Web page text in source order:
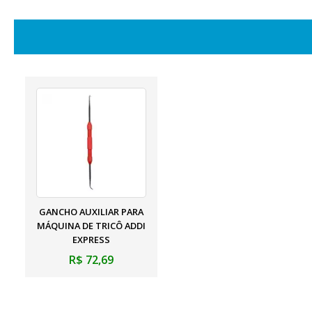
GANCHO AUXILIAR PARA
MÁQUINA DE TRICÔ ADDI
EXPRESS
R$ 72,69